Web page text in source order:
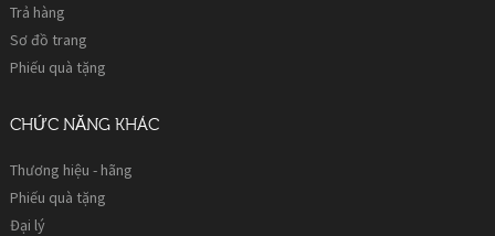
Trả hàng
Sơ đồ trang
Phiếu quà tặng
CHỨC NĂNG KHÁC
Thương hiệu - hãng
Phiếu quà tặng
Đại lý